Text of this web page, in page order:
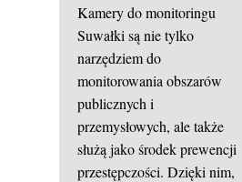
Kamery do monitoringu
Suwałki są nie tylko
narzędziem do
monitorowania obszarów
publicznych i
przemysłowych, ale także
służą jako środek prewencji
przestępczości. Dzięki nim,